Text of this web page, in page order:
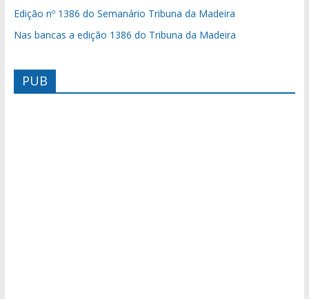
Edição nº 1386 do Semanário Tribuna da Madeira
Nas bancas a edição 1386 do Tribuna da Madeira
PUB